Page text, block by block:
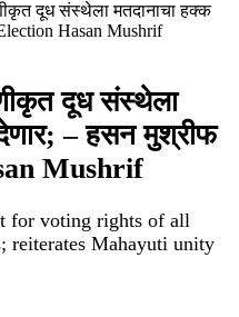
दूध संस्थेला मतदानाचा हक्क
Hasan Mushrif
दूध संस्थेला
– हसन मुश्रीफ
Mushrif
for voting rights of all
reiterates Mahayuti unity